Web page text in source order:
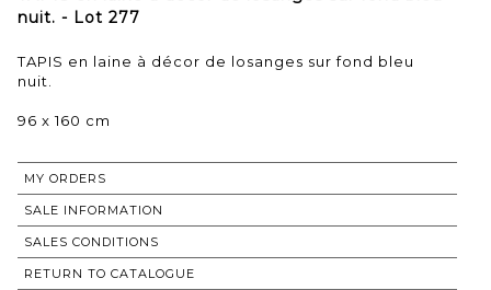
nuit. - Lot 277
TAPIS en laine à décor de losanges sur fond bleu
nuit.
96 x 160 cm
MY ORDERS
SALE INFORMATION
SALES CONDITIONS
RETURN TO CATALOGUE